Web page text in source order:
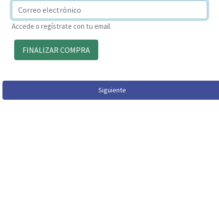
Accede o regístrate con tu email.
FINALIZAR COMPRA